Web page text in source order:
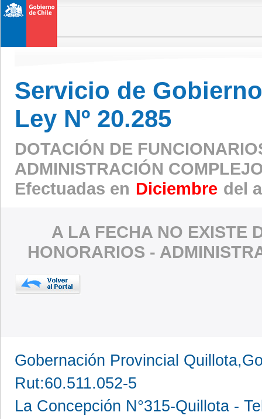
Servicio de
Ley Nº 20.285
DOTACIÓN DE
ADMINISTRACIÓN
Efectuadas en Diciembre del
A LA FECHA NO EXISTE
HONORARIOS -
Gobernación Provincial
Rut:60.511.052-5
La Concepción N°315-Quillota -